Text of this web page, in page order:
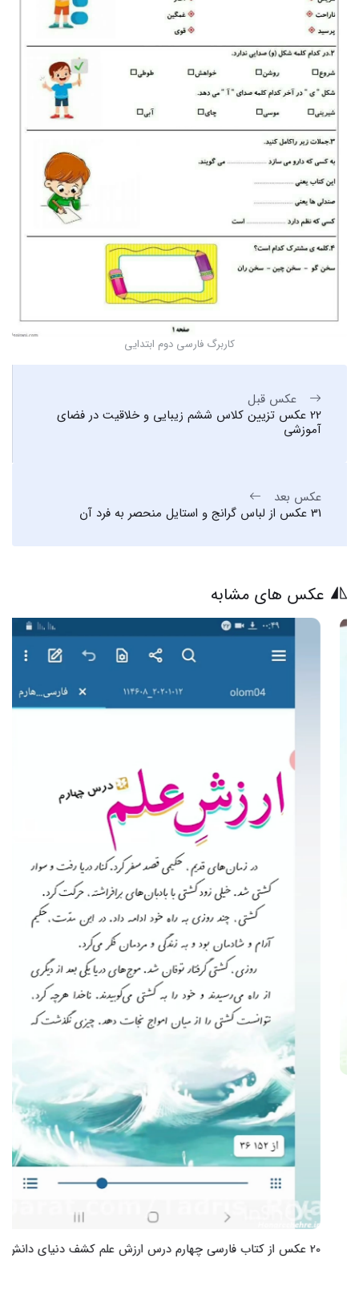
کاربرگ فارسی دوم ابتدایی
عکس قبل
22 عکس تزیین کلاس ششم زیبایی و خلاقیت در فضای
آموزشی
عکس بعد
31 عکس از لباس گرانج و استایل منحصر به فرد آن
عکس های مشابه